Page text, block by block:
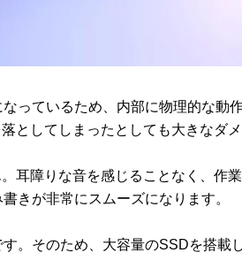
っているため、内部に物理的な動
してしまったとしても大きなダ
耳障りな音を感じることなく、作
きが非常にスムーズになります。
。そのため、大容量のSSDを搭載